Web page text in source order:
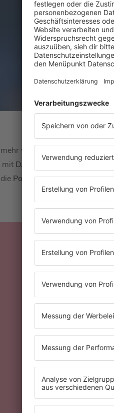
von
mit DJ BoBo an. Dort konnte
Podcast-Folge mitDJ BoBo